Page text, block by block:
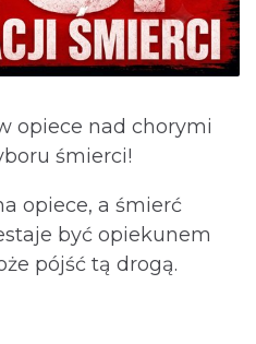
opiece nad chorymi
śmierci!
opiece, a śmierć
być opiekunem
pójść tą drogą.⁩